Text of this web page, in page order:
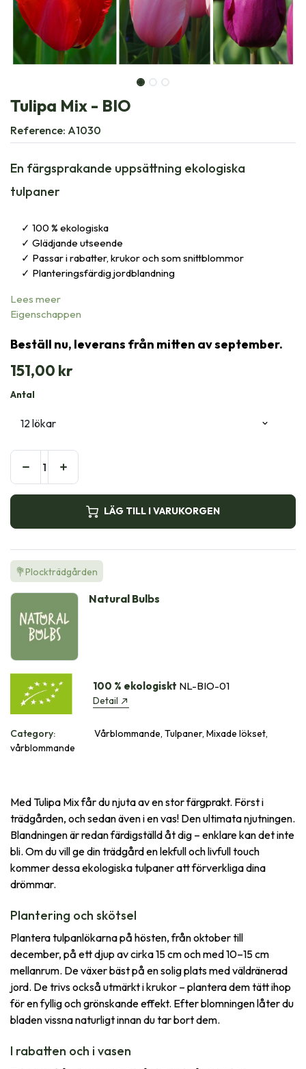
Tulipa Mix - BIO
Reference: A1030
En färgsprakande uppsättning ekologiska
tulpaner
100 % ekologiska
Glädjande utseende
Passar i rabatter, krukor och som snittblommor
Planteringsfärdig jordblandning
Lees meer
Eigenschappen
Beställ nu, leverans från mitten av september.
151,00 kr
Antal
LÄG TILL I VARUKORGEN
💐Plockträdgården
Natural Bulbs
100 % ekologiskt NL-BIO-01
Detail
Category:
Vårblommande, Tulpaner, Mixade lökset,
vårblommande
Med Tulipa Mix får du njuta av en stor färgprakt. Först i
trädgården, och sedan även i en vas! Den ultimata njutningen.
Blandningen är redan färdigställd åt dig – enklare kan det inte
bli. Om du vill ge din trädgård en lekfull och livfull touch
kommer dessa ekologiska tulpaner att förverkliga dina
drömmar.
Plantering och skötsel
Plantera tulpanlökarna på hösten, från oktober till
december, på ett djup av cirka 15 cm och med 10–15 cm
mellanrum. De växer bäst på en solig plats med väldränerad
jord. De trivs också utmärkt i krukor – plantera dem tätt ihop
för en fyllig och grönskande effekt. Efter blomningen låter du
bladen vissna naturligt innan du tar bort dem.
I rabatten och i vasen